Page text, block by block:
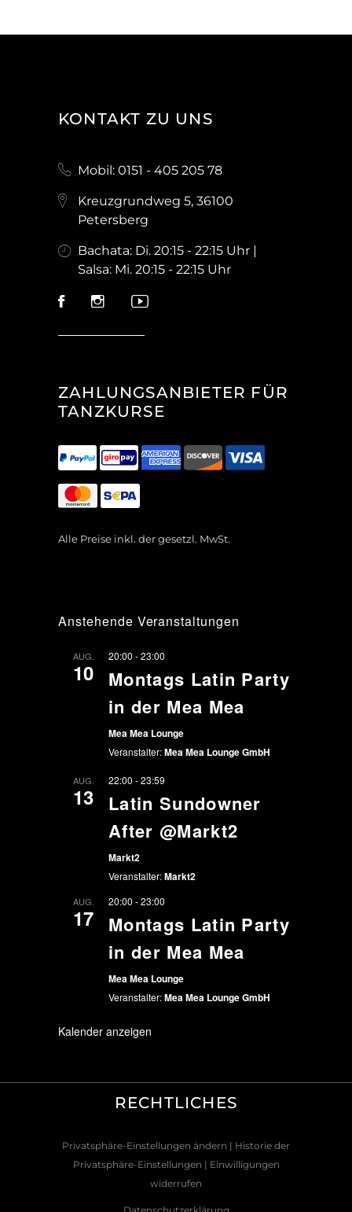
KONTAKT ZU UNS
Mobil: 0151 - 405 205 78
Kreuzgrundweg 5, 36100
Petersberg
Bachata: Di. 20:15 - 22:15 Uhr |
Salsa: Mi. 20:15 - 22:15 Uhr
ZAHLUNGSANBIETER FÜR
TANZKURSE
Alle Preise inkl. der gesetzl. MwSt.
Anstehende Veranstaltungen
AUG.
10
20:00 -23:00
Montags Latin Party
in der Mea Mea
Mea Mea Lounge
Veranstalter:Mea Mea Lounge GmbH
AUG.
13
22:00 -23:59
Latin Sundowner
After @Markt2
Markt2
Veranstalter:Markt2
AUG.
17
20:00 -23:00
Montags Latin Party
in der Mea Mea
Mea Mea Lounge
Veranstalter:Mea Mea Lounge GmbH
Kalender anzeigen
RECHTLICHES
Privatsphäre-Einstellungen ändern | Historie der
Privatsphäre-Einstellungen | Einwilligungen
widerrufen